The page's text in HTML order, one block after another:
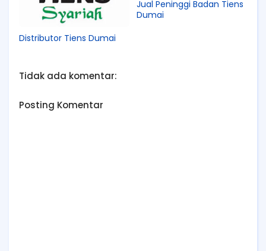
Distributor Tiens Dumai
Jual Peninggi Badan Tiens
Dumai
Tidak ada komentar:
Posting Komentar